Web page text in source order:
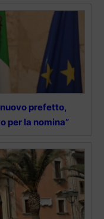
prefetto,
per la nomina”